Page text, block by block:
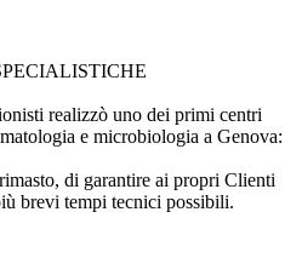
realizzò uno dei primi centri
e microbiologia a Genova:
di garantire ai propri Clienti
brevi tempi tecnici possibili.